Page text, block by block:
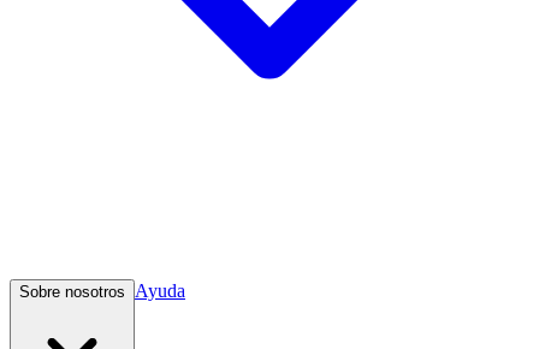
Sobre nosotros Ayuda